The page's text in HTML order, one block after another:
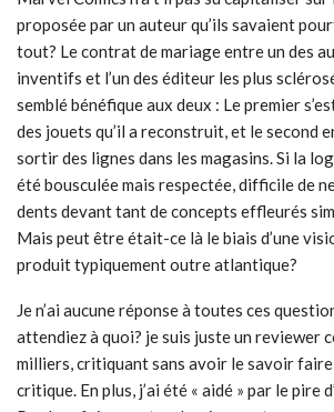
proposée par un auteur qu’ils savaient
tout? Le contrat de mariage entre un des
inventifs et l’un des éditeur les plus
semblé bénéfique aux deux : Le premier
des jouets qu’il a reconstruit, et le second
sortir des lignes dans les magasins. Si la
été bousculée mais respectée, difficile de
dents devant tant de concepts effleurés
Mais peut être était-ce là le biais d’une
produit typiquement outre atlantique?
Je n’ai aucune réponse à toutes ces
attendiez à quoi? je suis juste un reviewer
milliers, critiquant sans avoir le savoir faire
critique. En plus, j’ai été « aidé » par le pire